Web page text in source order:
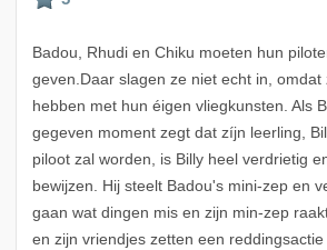
Badou, Rhudi en Chiku moeten hun
geven.Daar slagen ze niet echt in, omdat
hebben met hun éigen vliegkunsten. Als
gegeven moment zegt dat zíjn leerling,
piloot zal worden, is Billy heel verdrietig
bewijzen. Hij steelt Badou's mini-zep en
gaan wat dingen mis en zijn min-zep
en zijn vriendjes zetten een